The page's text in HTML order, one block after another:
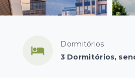
Dormitórios
3 Dormitórios,